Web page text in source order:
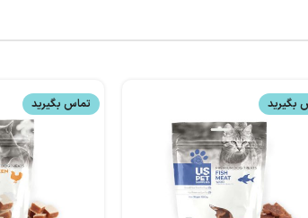
بگیرید تماس بگیرید